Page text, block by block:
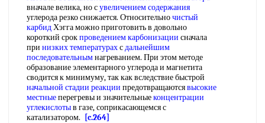
вначале велика, но сувеличением содержания
углерода резко снижается. Относительночистый
карбидХэгга можно приготовить в довольно
короткий срокпроведением карбонизации сначала
при низких температурахсдальнейшим
последовательнымнагреванием. При этом методе
образование элементарного углерода и магнетита
сводится к минимуму, так как вследствие быстрой
начальной стадии реакции предотвращаютсявысокие
местныеперегревы и значительныеконцентрации
углекислотыв газе, соприкасающемся с
катализатором.
[c.264]